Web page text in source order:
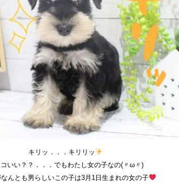
キリッ．．．キリリッ
いい？？．．．でもわたし女の子なの(〃ω〃)
んとも男らしいこの子は3月1日生まれの女の子